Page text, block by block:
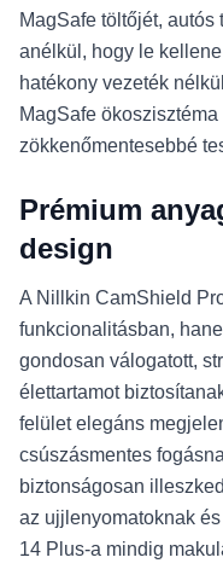
MagSafe töltőjét,
anélkül, hogy le
hatékony vezeték
MagSafe
zökkenőmentesebbé
Prémium
design
A Nillkin CamShield
funkcionalitásban,
gondosan válogatott,
élettartamot
felület elegáns
csúszásmentes
biztonságosan
az ujjlenyomatoknak
14 Plus-a mindig